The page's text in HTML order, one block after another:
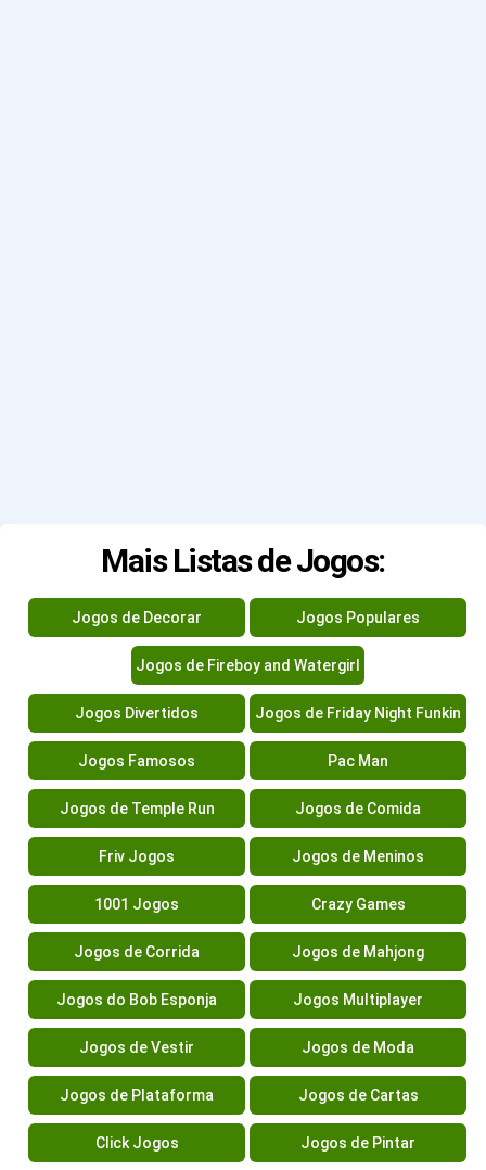
Mais Listas de Jogos:
Jogos de Decorar Jogos Populares
Jogos de Fireboy and Watergirl
Jogos Divertidos Jogos de Friday Night Funkin
Jogos Famosos Pac Man
Jogos de Temple Run Jogos de Comida
Friv Jogos Jogos de Meninos
1001 Jogos Crazy Games
Jogos de Corrida Jogos de Mahjong
Jogos do Bob Esponja Jogos Multiplayer
Jogos de Vestir Jogos de Moda
Jogos de Plataforma Jogos de Cartas
Click Jogos Jogos de Pintar